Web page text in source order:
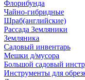
Флорибунда
Чайно-гибридные
Шраб(английские)
Рассада Земляники
Земляника
Садовый инвентарь
Мешки д/мусора
Большой садовый
Инструменты для